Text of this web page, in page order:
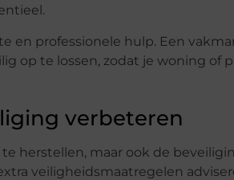
en professionele hulp. Een
op te lossen, zodat je woning of
verbeteren
herstellen, maar ook de
veiligheidsmaatregelen